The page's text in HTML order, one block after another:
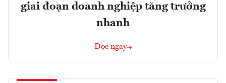
giai đoạn doanh nghiệp tăng trưởng
nhanh
Đọc ngay